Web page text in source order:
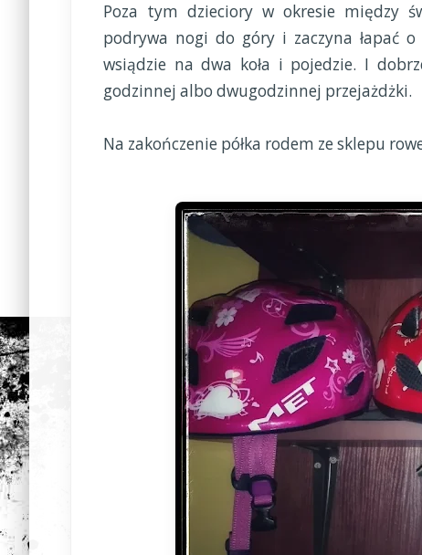
Poza tym dzieciory w okresie między
podrywa nogi do góry i zaczyna łapać
wsiądzie na dwa koła i pojedzie. I
godzinnej albo dwugodzinnej przejażdżki.
Na zakończenie półka rodem ze sklepu